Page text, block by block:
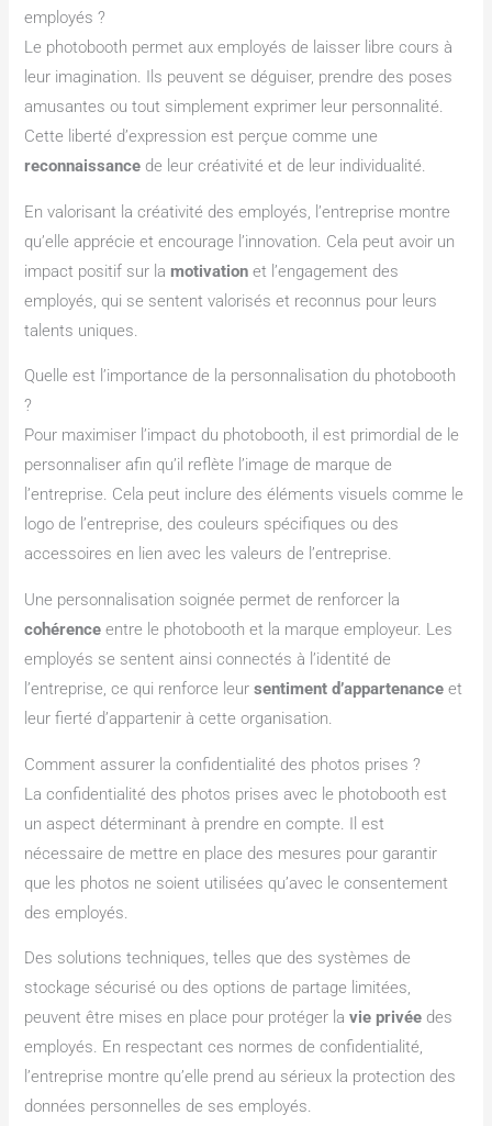
employés ?
Le photobooth permet aux employés de laisser libre cours à
leur imagination. Ils peuvent se déguiser, prendre des poses
amusantes ou tout simplement exprimer leur personnalité.
Cette liberté d’expression est perçue comme une
reconnaissance de leur créativité et de leur individualité.
En valorisant la créativité des employés, l’entreprise montre
qu’elle apprécie et encourage l’innovation. Cela peut avoir un
impact positif sur lamotivation et l’engagement des
employés, qui se sentent valorisés et reconnus pour leurs
talents uniques.
Quelle est l’importance de la personnalisation du photobooth
?
Pour maximiser l’impact du photobooth, il est primordial de le
personnaliser afin qu’il reflète l’image de marque de
l’entreprise. Cela peut inclure des éléments visuels comme le
logo de l’entreprise, des couleurs spécifiques ou des
accessoires en lien avec les valeurs de l’entreprise.
Une personnalisation soignée permet de renforcer la
cohérence entre le photobooth et la marque employeur. Les
employés se sentent ainsi connectés à l’identité de
l’entreprise, ce qui renforce leursentiment d’appartenance et
leur fierté d’appartenir à cette organisation.
Comment assurer la confidentialité des photos prises ?
La confidentialité des photos prises avec le photobooth est
un aspect déterminant à prendre en compte. Il est
nécessaire de mettre en place des mesures pour garantir
que les photos ne soient utilisées qu’avec le consentement
des employés.
Des solutions techniques, telles que des systèmes de
stockage sécurisé ou des options de partage limitées,
peuvent être mises en place pour protéger lavie privée des
employés. En respectant ces normes de confidentialité,
l’entreprise montre qu’elle prend au sérieux la protection des
données personnelles de ses employés.